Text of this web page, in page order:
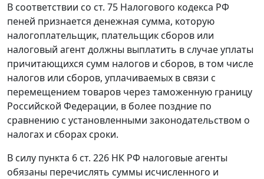
В соответствии со ст. 75 Налогового кодекса РФ
пеней признается денежная сумма, которую
налогоплательщик, плательщик сборов или
налоговый агент должны выплатить в случае уплаты
причитающихся сумм налогов и сборов, в том числе
налогов или сборов, уплачиваемых в связи с
перемещением товаров через таможенную границу
Российской Федерации, в более поздние по
сравнению с установленными законодательством о
налогах и сборах сроки.
В силу пункта 6 ст. 226 НК РФ налоговые агенты
обязаны перечислять суммы исчисленного и